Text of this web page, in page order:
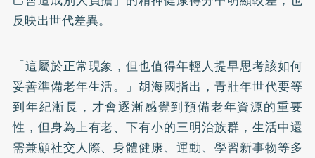
反映出世代差異。
「這屬於正常現象，但也值得年輕人提早思考該如何
妥善準備老年生活。」胡海國指出，青壯年世代要等
到年紀漸長，才會逐漸感覺到預備老年資源的重要
性，但身為上有老、下有小的三明治族群，生活中還
需兼顧社交人際、身體健康、運動、學習新事物等多